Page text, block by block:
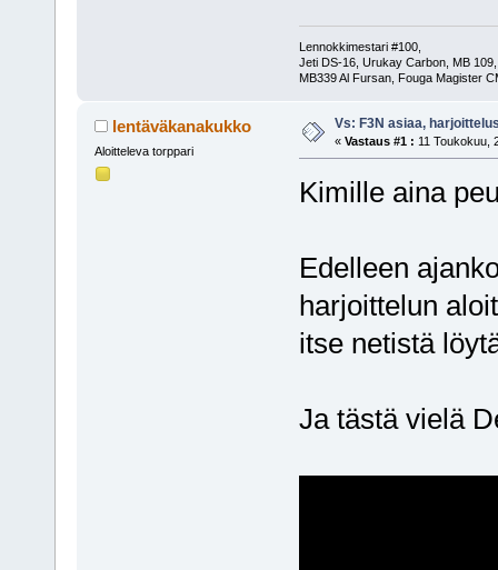
Lennokkimestari #100,
Jeti DS-16, Urukay Carbon, MB 109,
MB339 Al Fursan, Fouga Magister
lentäväkanakukko
Aloitteleva torppari
Vs: F3N asiaa,
« Vastaus #1 : 11 Toukokuu,
Kimille aina
Edelleen
harjoittelun
itse netistä
Ja tästä vielä